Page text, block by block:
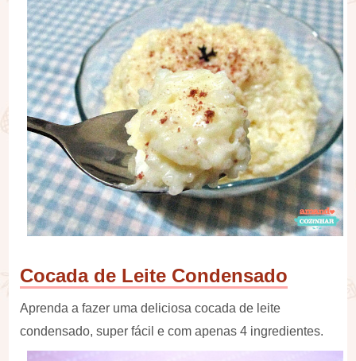
Cocada de Leite Condensado
Aprenda a fazer uma deliciosa cocada de leite
condensado, super fácil e com apenas 4 ingredientes.